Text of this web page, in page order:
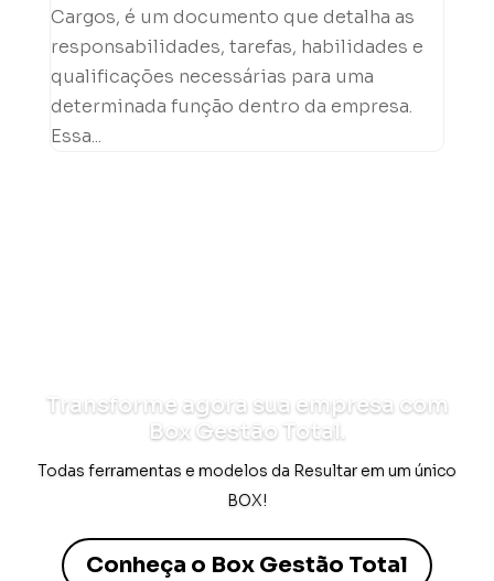
Cargos, é um documento que detalha as
responsabilidades, tarefas, habilidades e
qualificações necessárias para uma
determinada função dentro da empresa.
Essa...
Transforme agora sua empresa com
Box Gestão Total.
Todas ferramentas e modelos da Resultar em um único
BOX!
Conheça o Box Gestão Total